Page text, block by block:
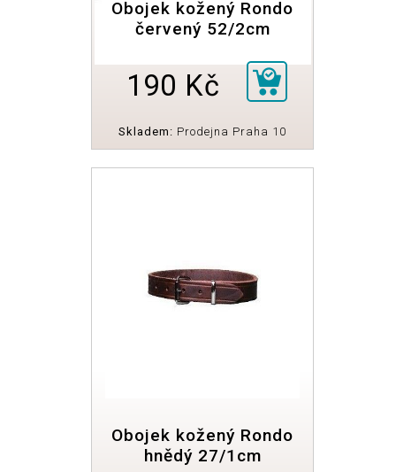
Obojek kožený Rondo
červený 52/2cm
190 Kč
Skladem: Prodejna Praha 10
Obojek kožený Rondo
hnědý 27/1cm